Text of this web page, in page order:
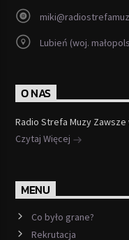
Lubień (woj.
O NAS
Radio Strefa Muzy
Czytaj Więcej
MENU
Co było grane?
Rekrutacja